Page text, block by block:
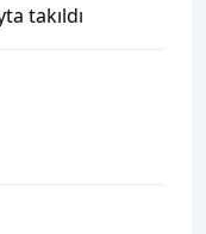
takıldı